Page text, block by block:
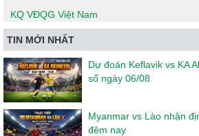
KQ VĐQG Việt Nam
TIN MỚI NHẤT
Dự đoán Keflavik vs KA
số ngày 06/08
Myanmar vs Lào nhận
đêm nay